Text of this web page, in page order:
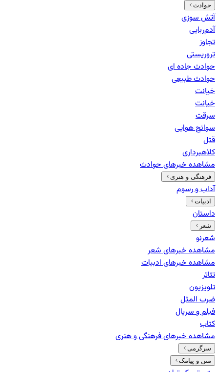
حوادث
آتش سوزی
آدم‌ربایی
تجاوز
تروریستی
حوادث جاده ای
حوادث طبیعی
خيانت
خیانت
سرقت
سوانح هوایی
قتل
کلاهبرداری
مشاهده خبرهایحوادث
فرهنگی و هنری
آداب و رسوم
ادبیات
داستان
شعر
شعرنو
مشاهده خبرهایشعر
مشاهده خبرهایادبیات
تئاتر
تلویزیون
ضرب المثل
فیلم و سریال
کتاب
مشاهده خبرهایفرهنگی و هنری
سرگرمی
متن و پیامک